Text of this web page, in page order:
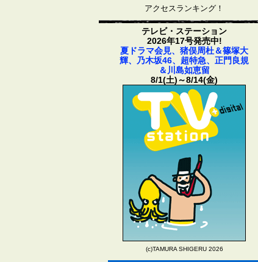
アクセスランキング！
テレビ・ステーション
2026年17号発売中!
夏ドラマ会見、猪俣周杜＆篠塚大
輝、乃木坂46、超特急、正門良規
＆川島如恵留
8/1(土)～8/14(金)
(c)TAMURA SHIGERU 2026